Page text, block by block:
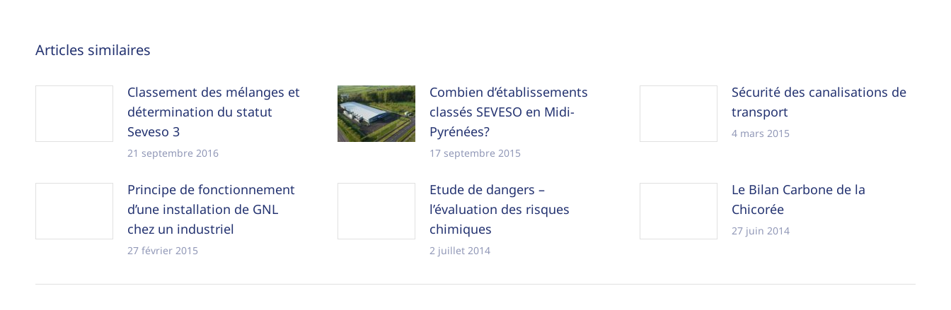
Navigation
article
Articles similaires
Classement des mélanges et
détermination du statut
Seveso 3
21 septembre 2016
Combien d’établissements
classés SEVESO en Midi-
Pyrénées?
17 septembre 2015
Sécurité des canalisations de
transport
4 mars 2015
Principe de fonctionnement
d’une installation de GNL
chez un industriel
27 février 2015
Etude de dangers –
l’évaluation des risques
chimiques
2 juillet 2014
Le Bilan Carbone de la
Chicorée
27 juin 2014